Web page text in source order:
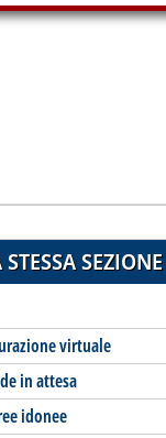
SEZIONE
virtuale
in attesa
idonee